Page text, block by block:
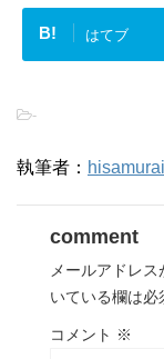
B! はてブ
-
執筆者： hisamurai
comment
メールアドレス
いている欄は必
コメント ※